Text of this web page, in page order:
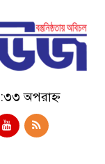
অপরাহ্ন